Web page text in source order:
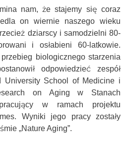
nam, że stajemy się coraz
on wiernie naszego wieku
dziarscy i samodzielni 80-
i osłabieni 60-latkowie.
biologicznego starzenia
odpowiedzieć zespół
University School of Medicine i
on Aging w Stanach
w ramach projektu
Wyniki jego pracy zostały
„Nature Aging”.